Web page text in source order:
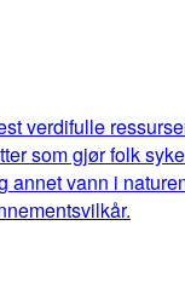
verdifulle
som gjør folk
vann i